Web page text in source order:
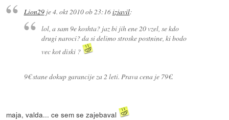
Lion29je4. okt 2010 ob 23:16izjavil:
lol, a sam 9e koshta? jaz bi jih ene 20 vzel, se kdo
drugi naroci? da si delimo stroske postnine, ki bodo
vec kot diski ?
9€ stane dokup garancije za 2 leti. Prava cena je 79€.
maja, valda... ce sem se zajebaval